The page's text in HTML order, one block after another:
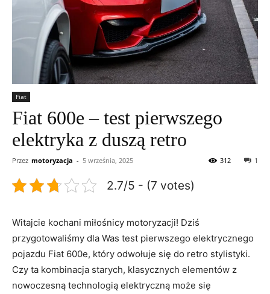
Fiat
Fiat 600e – test pierwszego
elektryka z duszą retro
Przez motoryzacja - 5 września, 2025 1
312
2.7/5 - (7 votes)
Witajcie kochani‌ miłośnicy ⁣motoryzacji! ​Dziś
przygotowaliśmy dla Was test pierwszego elektrycznego
pojazdu Fiat 600e, który ⁣odwołuje się do retro stylistyki.
⁣Czy ta kombinacja starych, ⁣klasycznych elementów z
nowoczesną ​technologią elektryczną⁤ może się